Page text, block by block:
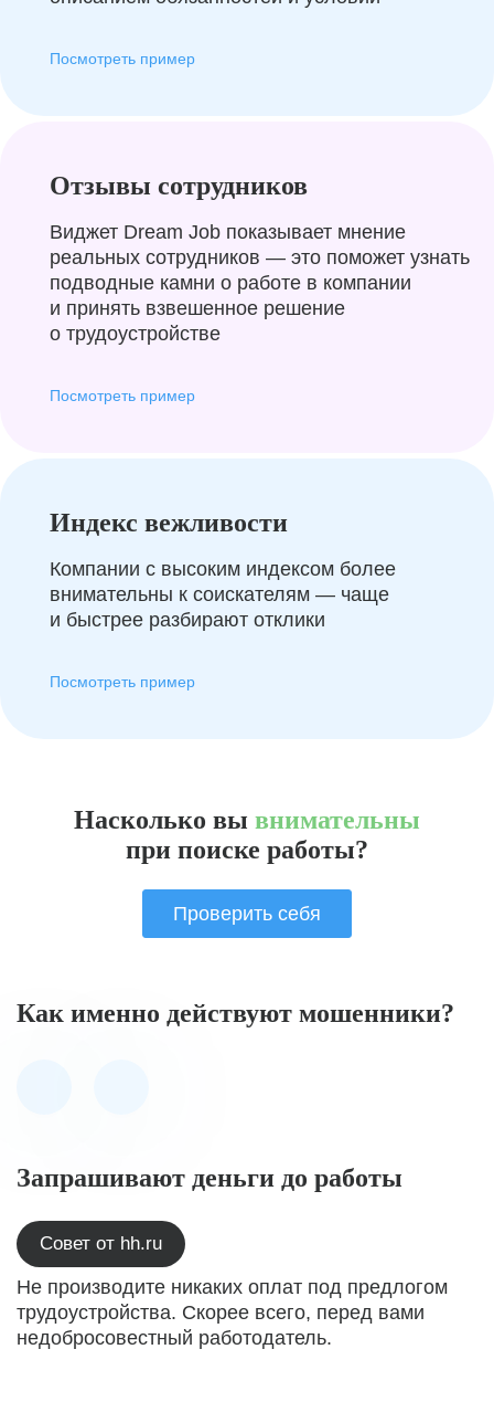
Посмотреть пример
Отзывы сотрудников
Виджет Dream Job показывает мнение
реальных сотрудников — это поможет узнать
подводные камни о работе в компании
и принять взвешенное решение
о трудоустройстве
Посмотреть пример
Индекс вежливости
Компании с высоким индексом более
внимательны к соискателям — чаще
и быстрее разбирают отклики
Посмотреть пример
Насколько вы внимательны
при поиске работы?
Проверить себя
Как именно действуют мошенники?
Запрашивают деньги до работы
Совет от hh.ru
Не производите никаких оплат под предлогом
трудоустройства. Скорее всего, перед вами
недобросовестный работодатель.